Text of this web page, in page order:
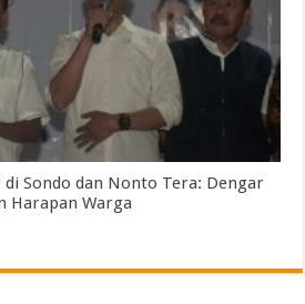
di Sondo dan Nonto Tera: Dengar
Harapan Warga